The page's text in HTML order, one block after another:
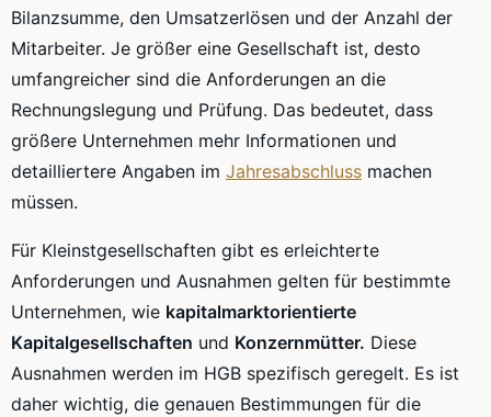
Bilanzsumme, den Umsatzerlösen und der Anzahl der
Mitarbeiter. Je größer eine Gesellschaft ist, desto
umfangreicher sind die Anforderungen an die
Rechnungslegung und Prüfung. Das bedeutet, dass
größere Unternehmen mehr Informationen und
detailliertere Angaben im Jahresabschluss machen
müssen.
Für Kleinstgesellschaften gibt es erleichterte
Anforderungen und Ausnahmen gelten für bestimmte
Unternehmen, wie kapitalmarktorientierte
Kapitalgesellschaften und Konzernmütter. Diese
Ausnahmen werden im HGB spezifisch geregelt. Es ist
daher wichtig, die genauen Bestimmungen für die